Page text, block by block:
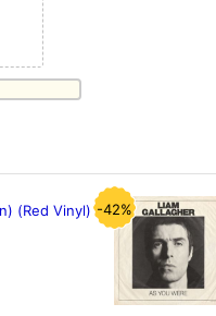
(Red Vinyl) -42%